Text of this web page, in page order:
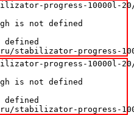
progress-10000l-20/
is not defined
defined
stabilizator-progress-
progress-10000l-20/
is not defined
defined
stabilizator-progress-